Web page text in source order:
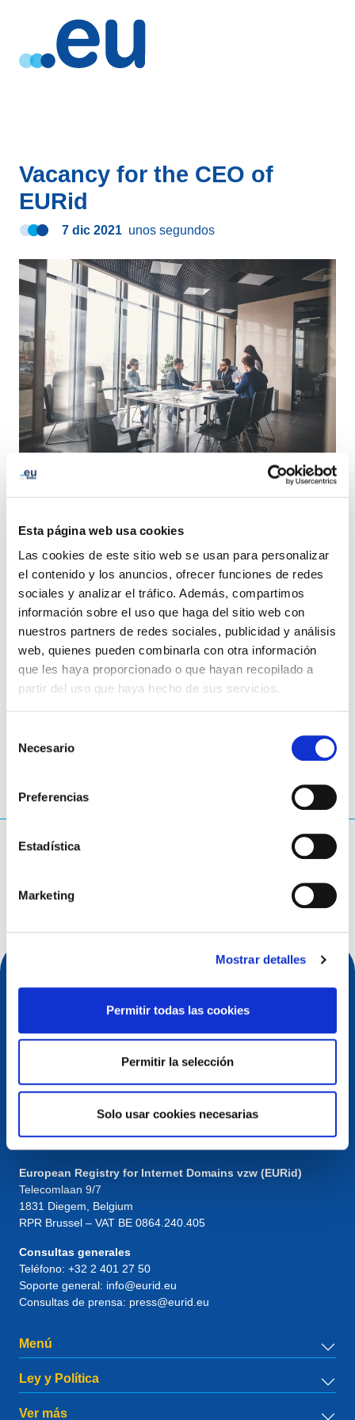
Esta página web usa cookies
Las cookies de este sitio web se usan para personalizar
el contenido y los anuncios, ofrecer funciones de redes
sociales y analizar el tráfico. Además, compartimos
información sobre el uso que haga del sitio web con
nuestros partners de redes sociales, publicidad y análisis
web, quienes pueden combinarla con otra información
que les haya proporcionado o que hayan recopilado a
partir del uso que haya hecho de sus servicios.
Necesario
Preferencias
Estadística
Marketing
Mostrar detalles
Permitir todas las cookies
Permitir la selección
Solo usar cookies necesarias
Vacancy for the CEO of
EURid
7 dic 2021 unos segundos
EURid, the registry manager of the .eu, .ею and .ευ top-
Manager (CEO).
Information about the position has been published on
Hoffman and AssociatesLinkedIn page.
All candidates are invited to apply through this channel.
¿Qué estás buscando?
European Registry for Internet Domains vzw (EURid)
Telecomlaan 9/7
1831 Diegem , Belgium
RPR Brussel – VAT BE 0864.240.405
Consultas generales
Teléfono: +32 2 401 27 50
Soporte general: info@eurid.eu
Consultas de prensa: press@eurid.eu
Menú
Ley y Política
Ver más